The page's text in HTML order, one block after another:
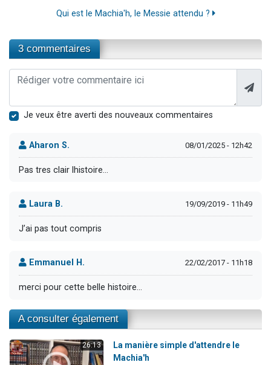
Qui est le Machia'h, le Messie attendu ?
3 commentaires
Je veux être averti des nouveaux commentaires
Aharon S. 08/01/2025 - 12h42
Pas tres clair lhistoire...
Laura B. 19/09/2019 - 11h49
J’ai pas tout compris
Emmanuel H. 22/02/2017 - 11h18
merci pour cette belle histoire...
A consulter également
26:13
La manière simple d'attendre le
Machia'h